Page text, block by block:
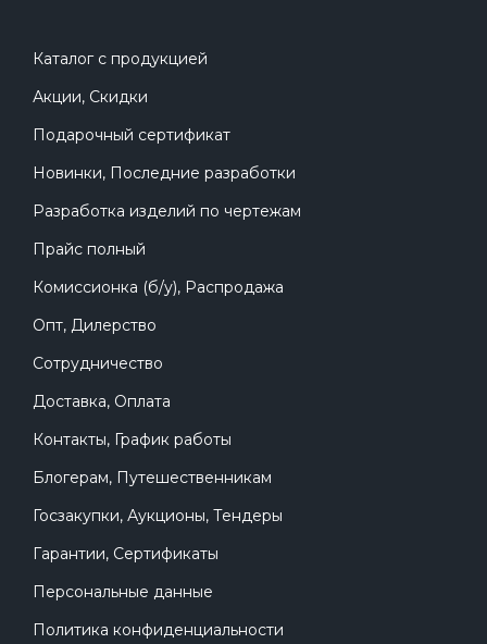
Каталог с продукцией
Акции, Скидки
Подарочный сертификат
Новинки, Последние разработки
Разработка изделий по чертежам
Прайс полный
Комиссионка (б/у), Распродажа
Опт, Дилерство
Сотрудничество
Доставка, Оплата
Контакты, График работы
Блогерам, Путешественникам
Госзакупки, Аукционы, Тендеры
Гарантии, Сертификаты
Персональные данные
Политика конфиденциальности